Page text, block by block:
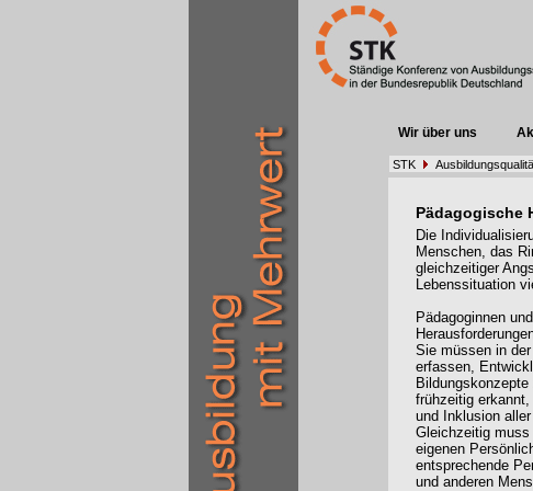
Wir über uns
STK
Pädagogische
Die
Menschen, das
gleichzeitiger
Lebenssituation
Pädagoginnen
Sie müssen in
erfassen,
frühzeitig
und Inklusion
Gleichzeitig muss
eigenen
entsprechende
und anderen